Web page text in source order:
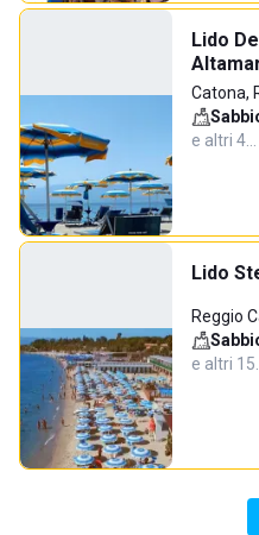
Lido
Catona,
e altri 4…
Lido
Reggio
e altri 15…